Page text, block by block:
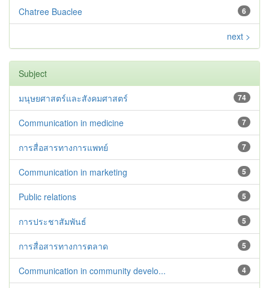
6
Chatree Buaclee
next >
Subject
74
มนุษยศาสตร์และสังคมศาสตร์
7
Communication in medicine
7
การสื่อสารทางการแพทย์
5
Communication in marketing
5
Public relations
5
การประชาสัมพันธ์
5
การสื่อสารทางการตลาด
4
Communication in community develo...